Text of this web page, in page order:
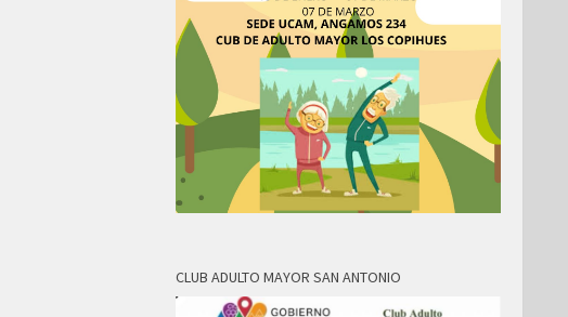
CLUB ADULTO MAYOR SAN ANTONIO